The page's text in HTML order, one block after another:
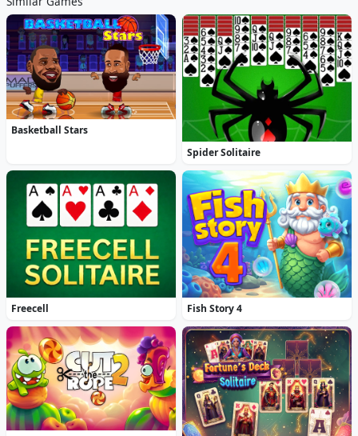
Basketball Stars
Spider Solitaire
Freecell Fish Story 4